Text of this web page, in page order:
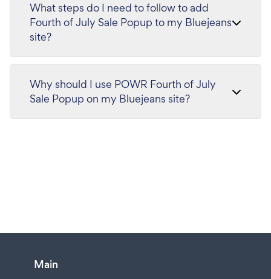
What steps do I need to follow to add
Fourth of July Sale Popup to my Bluejeans
site?
Why should I use POWR Fourth of July
Sale Popup on my Bluejeans site?
Main